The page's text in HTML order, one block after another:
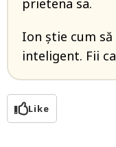
prietena sa.
Ion știe cum să
inteligent. Fii
Like